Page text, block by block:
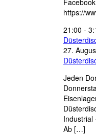
https://
21:00 -
27.
Jeden
Industrial
Ab […]